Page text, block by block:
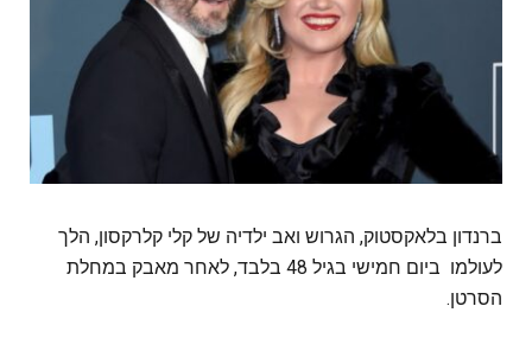
ברנדון בלאקסטוק, הגרוש ואב ילדיה של קלי קלרקסון, הלך
לעולמו ביום חמישי בגיל 48 בלבד, לאחר מאבק במחלת
הסרטן.